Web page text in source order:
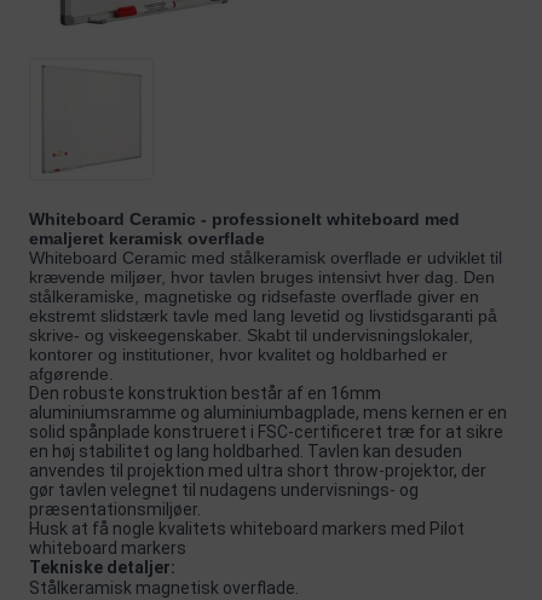
Whiteboard Ceramic - professionelt whiteboard med
emaljeret keramisk overflade
Whiteboard Ceramic med stålkeramisk overflade er udviklet til
krævende miljøer, hvor tavlen bruges intensivt hver dag. Den
stålkeramiske, magnetiske og ridsefaste overflade giver en
ekstremt slidstærk tavle med lang levetid og livstidsgaranti på
skrive- og viskeegenskaber. Skabt til undervisningslokaler,
kontorer og institutioner, hvor kvalitet og holdbarhed er
afgørende.
Den robuste konstruktion består af en 16mm
aluminiumsramme og aluminiumbagplade, mens kernen er en
solid spånplade konstrueret i FSC-certificeret træ for at sikre
en høj stabilitet og lang holdbarhed. Tavlen kan desuden
anvendes til projektion med ultra short throw-projektor, der
gør tavlen velegnet til nudagens undervisnings- og
præsentationsmiljøer.
Husk at få nogle kvalitets whiteboard markers med Pilot
whiteboard markers
Tekniske detaljer:
Stålkeramisk magnetisk overflade.